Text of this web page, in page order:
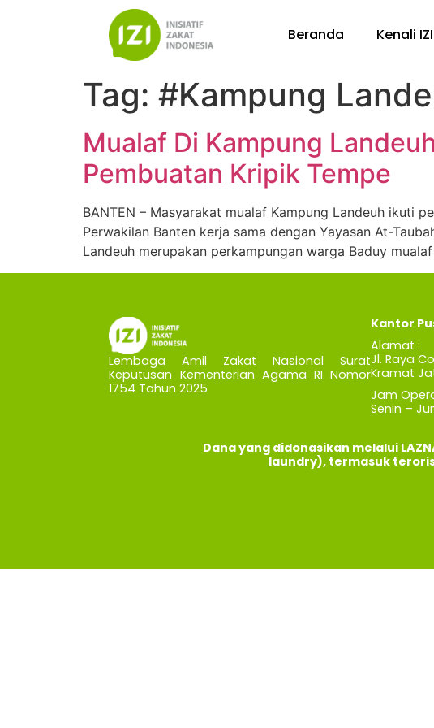
Beranda Kenali IZI
Tag: #Kampung
Mualaf Di Kampung
Pembuatan Kripik Tempe
BANTEN – Masyarakat mualaf Kampung Landeuh ikuti
Perwakilan Banten kerja sama dengan Yayasan At-
Landeuh merupakan perkampungan warga Baduy
Lembaga Amil Zakat Nasional Surat
Keputusan Kementerian Agama RI Nomor
1754 Tahun 2025
Kantor
Alamat :
Jl. Raya
Kramat
Jam
Senin –
Dana yang didonasikan melalui
laundry), termasuk